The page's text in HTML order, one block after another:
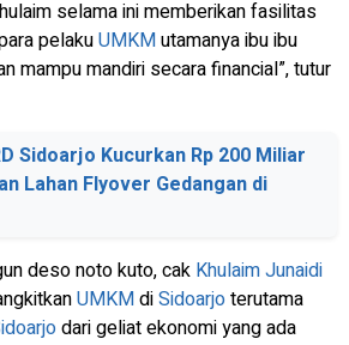
selama ini memberikan fasilitas
pelakuUMKMutamanya ibu ibu
mampu mandiri secara financial”, tutur
Sidoarjo Kucurkan Rp 200 Miliar
Lahan Flyover Gedangan di
deso noto kuto, cak Khulaim Junaidi
UMKMdiSidoarjoterutama
dari geliat ekonomi yang ada